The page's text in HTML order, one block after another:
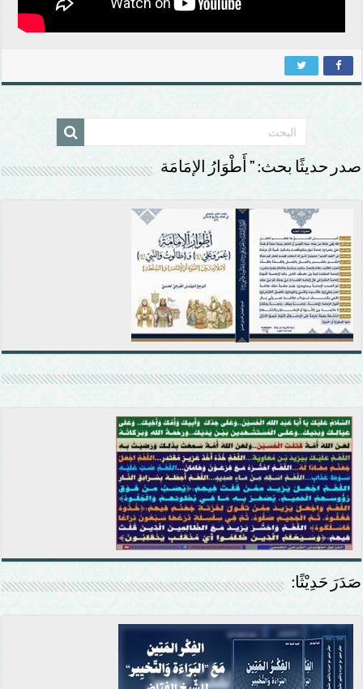
صدر حديثًا بحث: ” أَطْوَارُ الإمَامَة
صَدَرَ حَدِيْثًا: